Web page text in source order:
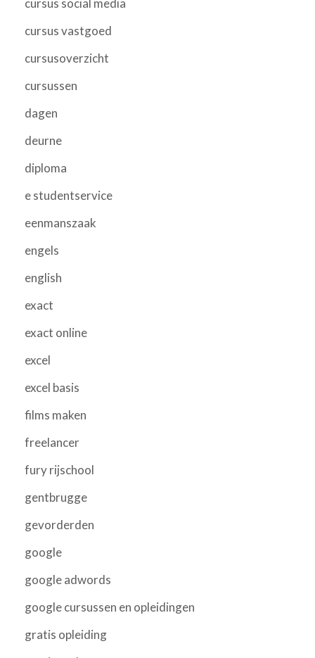
cursus vastgoed
cursusoverzicht
cursussen
dagen
deurne
diploma
e studentservice
eenmanszaak
engels
english
exact
exact online
excel
excel basis
films maken
freelancer
fury rijschool
gentbrugge
gevorderden
google
google adwords
google cursussen en opleidingen
gratis opleiding